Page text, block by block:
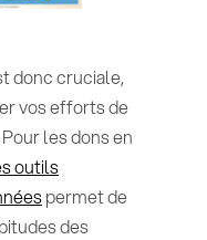
donc cruciale,
vos efforts de
les dons en
outils
permet de
des